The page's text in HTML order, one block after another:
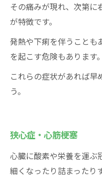
その痛みが現れ、次第に
が特徴です。
発熱や下痢を伴うことも
を起こす危険もあります。
これらの症状があれば
う。
狭心症・心筋梗塞
心臓に酸素や栄養を運ぶ
細くなったり詰まったり